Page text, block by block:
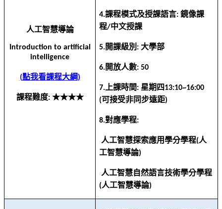
人工智慧導論
Introduction to artificial
intelligence
(點我看課程大綱)
課程難度: ★★★★
4.課程模式及授課語言:鏡像課
程/中文授課
5.開課級別 : 大學部
6.開放人數: 50
7. 上課時間:星期四13:10~16:00
(可接受非同步遠距)
8.對應學程:
人工智慧探索應用學分學程(人
工智慧導論)
人工智慧自然語言技術學分學程
(人工智慧導論)